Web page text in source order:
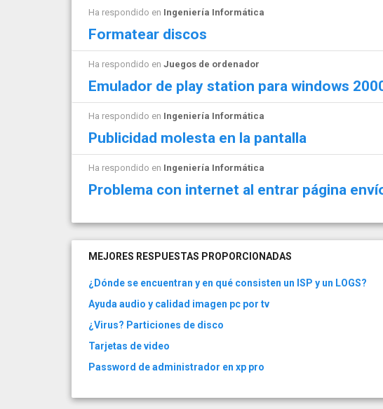
Ha respondido en Ingeniería Informática
Formatear discos
Ha respondido en Juegos de ordenador
Emulador de play station para windows
Ha respondido en Ingeniería Informática
Publicidad molesta en la pantalla
Ha respondido en Ingeniería Informática
Problema con internet al entrar página
MEJORES RESPUESTAS PROPORCIONADAS
¿Dónde se encuentran y en qué consisten un ISP y un LOGS?
Ayuda audio y calidad imagen pc por tv
¿Virus? Particiones de disco
Tarjetas de video
Password de administrador en xp pro